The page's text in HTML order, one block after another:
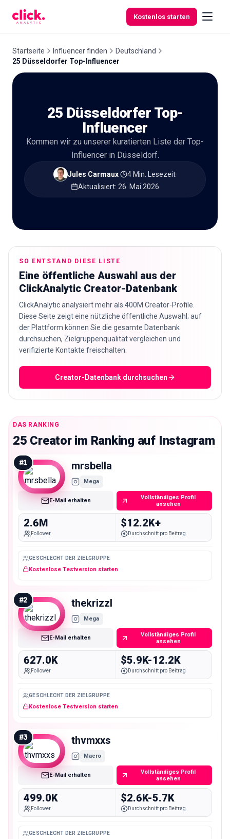
Kostenlos starten
Kostenlose
Startseite Influencer finden
Deutschland
25 Düsseldorfer Top-Influencer
25 Düsseldorfer Top-
Influencer
Kommen wir zu unserer kuratierten Liste der Top-
Influencer in Düsseldorf.
Jules Carmaux· 4 Min. Lesezeit·
Aktualisiert: 26. Mai 2026
SO ENTSTAND DIESE LISTE
Eine öffentliche Auswahl aus der
ClickAnalytic Creator-Datenbank
ClickAnalytic analysiert mehr als 400M Creator-Profile.
Diese Seite zeigt eine nützliche öffentliche Auswahl; auf
der Plattform können Sie die gesamte Datenbank
durchsuchen, Zielgruppenqualität vergleichen und
verifizierte Kontakte freischalten.
Creator-Datenbank durchsuchen
DAS RANKING
25 Creator im Ranking auf Instagram
#1 mrsbella
Mega
E-Mail erhalten
Vollständiges Profil
ansehen
2.6M
Follower
$12.2K+
Durchschnitt pro Beitrag
GESCHLECHT DER ZIELGRUPPE
Kostenlose Testversion starten
#2 thekrizzl
Mega
E-Mail erhalten
Vollständiges Profil
ansehen
627.0K
Follower
$5.9K-12.2K
Durchschnitt pro Beitrag
GESCHLECHT DER ZIELGRUPPE
Kostenlose Testversion starten
#3 thvmxxs
Macro
E-Mail erhalten
Vollständiges Profil
ansehen
499.0K
Follower
$2.6K-5.7K
Durchschnitt pro Beitrag
GESCHLECHT DER ZIELGRUPPE